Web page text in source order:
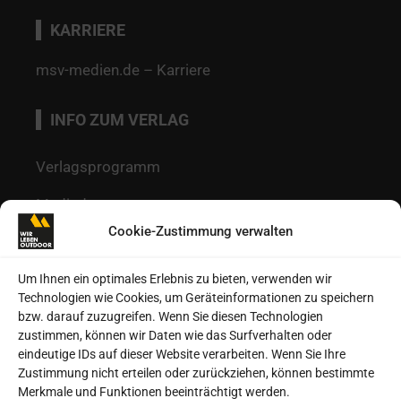
Cookie-Zustimmung verwalten
Um Ihnen ein optimales Erlebnis zu bieten, verwenden wir
Technologien wie Cookies, um Geräteinformationen zu speichern
bzw. darauf zuzugreifen. Wenn Sie diesen Technologien
zustimmen, können wir Daten wie das Surfverhalten oder
eindeutige IDs auf dieser Website verarbeiten. Wenn Sie Ihre
Zustimmung nicht erteilen oder zurückziehen, können bestimmte
Merkmale und Funktionen beeinträchtigt werden.
KARRIERE
msv-medien.de – Karriere
INFO ZUM VERLAG
Verlagsprogramm
Mediadaten
Redaktion
Kontakt
Autoren
Datenschutz
Impressum